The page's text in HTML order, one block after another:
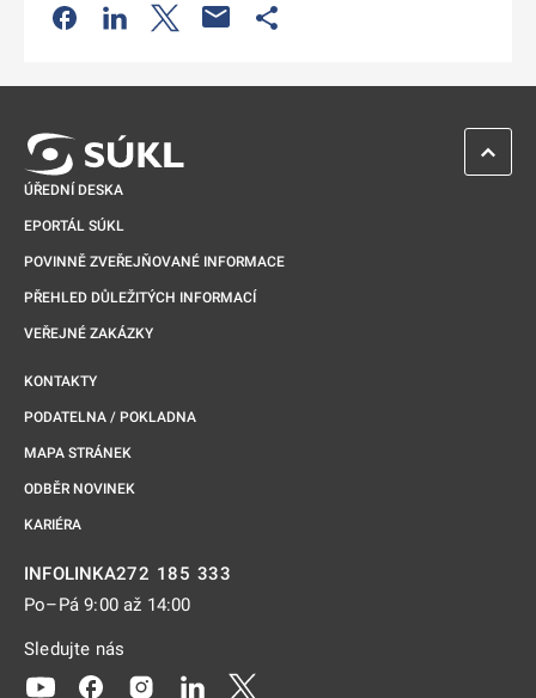
Odkaz se otevře na nové kartě
Odkaz se otevře na nové kartě
Odkaz se otevře na nové kartě
ÚŘEDNÍ DESKA
EPORTÁL SÚKL
POVINNĚ ZVEŘEJŇOVANÉ INFORMACE
PŘEHLED DŮLEŽITÝCH INFORMACÍ
VEŘEJNÉ ZAKÁZKY
KONTAKTY
PODATELNA / POKLADNA
MAPA STRÁNEK
ODBĚR NOVINEK
KARIÉRA
INFOLINKA272 185 333
Po–Pá 9:00 až 14:00
Sledujte nás
Odkaz se otevře na nové kartě
Odkaz se otevře na nové kartě
Odkaz se otevře na nové kartě
Odkaz se otevře na nové kartě
ZPĚT